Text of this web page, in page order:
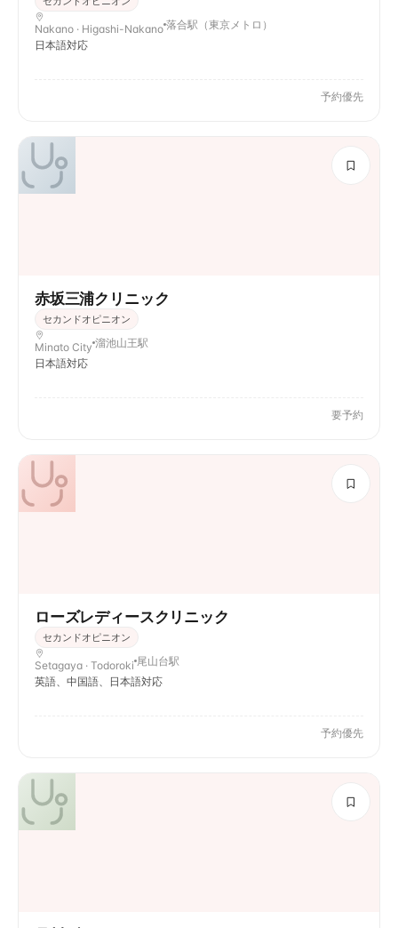
Nakano · Higashi-Nakano 落合駅（東京メトロ）
日本語対応
予約優先
赤坂三浦クリニック
セカンドオピニオン
Minato City 溜池山王駅
日本語対応
要予約
ローズレディースクリニック
セカンドオピニオン
Setagaya · Todoroki 尾山台駅
英語、中国語、日本語対応
予約優先